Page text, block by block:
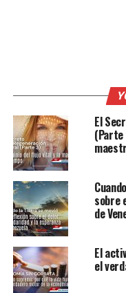
El
(Parte
sobre
de
El
el